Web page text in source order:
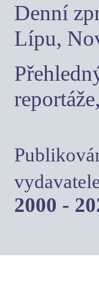
Denní
Lípu,
2000 -